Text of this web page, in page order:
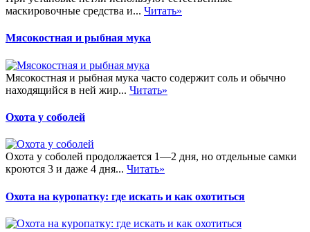
маскировочные средства и... Читать»
Мясокостная и рыбная мука
Мясокостная и рыбная мука часто содержит соль и обычно
находящийся в ней жир... Читать»
Охота у соболей
Охота у соболей продолжается 1—2 дня, но отдельные самки
кроются 3 и даже 4 дня... Читать»
Охота на куропатку: где искать и как охотиться